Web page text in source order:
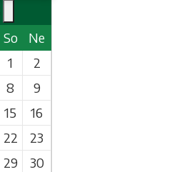
So
Ne
1
2
8
9
15
16
22
23
29
30